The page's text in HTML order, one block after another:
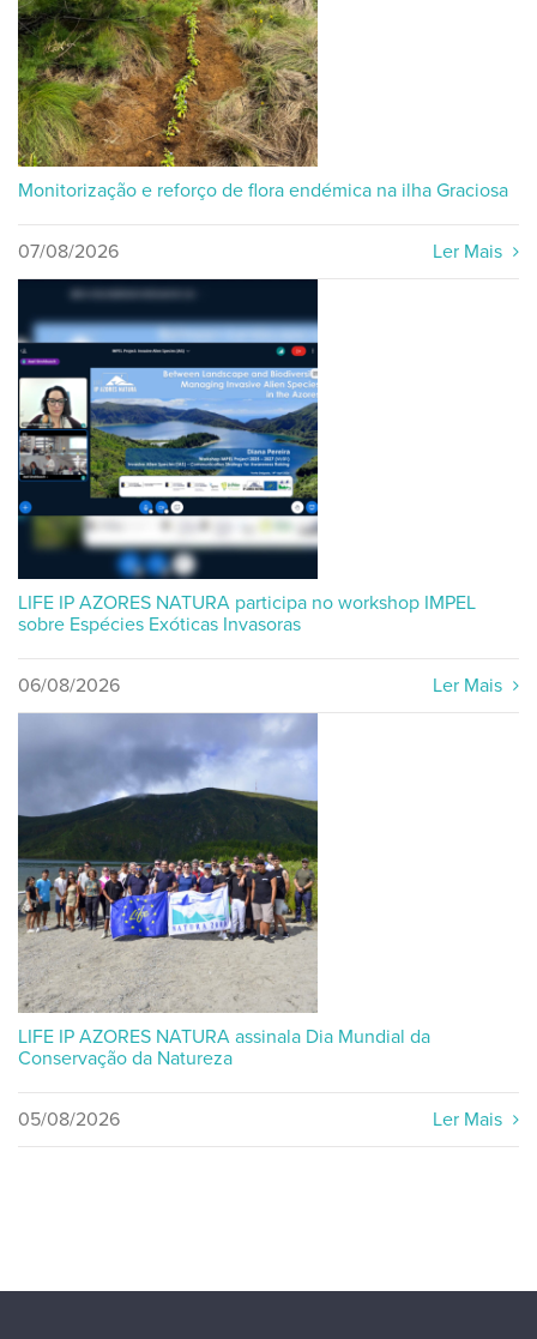
Monitorização e reforço de flora endémica na ilha Graciosa
07/08/2026 Ler Mais
LIFE IP AZORES NATURA participa no workshop IMPEL
sobre Espécies Exóticas Invasoras
06/08/2026 Ler Mais
LIFE IP AZORES NATURA assinala Dia Mundial da
Conservação da Natureza
05/08/2026 Ler Mais